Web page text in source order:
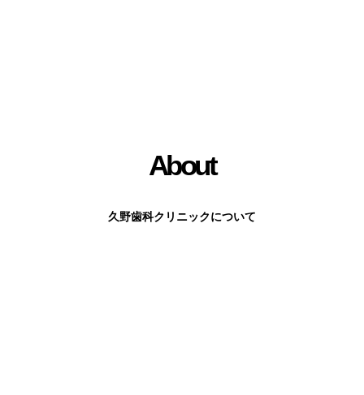
About
久野歯科クリニックについて